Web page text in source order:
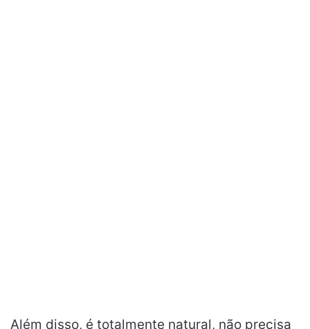
Além disso, é totalmente natural, não precisa